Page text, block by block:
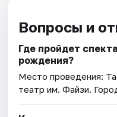
Вопросы и
Где пройдет
рождения?
Место проведения:
театр им. Файзи.